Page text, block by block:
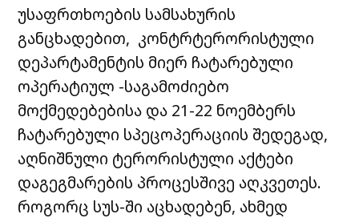
უსაფრთხოების სამსახურის
განცხადებით, კონტრტერორისტული
დეპარტამენტის მიერ ჩატარებული
ოპერატიულ -საგამოძიებო
მოქმედებებისა და 21-22 ნოემბერს
ჩატარებული სპეცოპერაციის შედეგად,
აღნიშნული ტერორისტული აქტები
დაგეგმარების პროცესშივე აღკვეთეს.
როგორც სუს-ში აცხადებენ, ახმედ